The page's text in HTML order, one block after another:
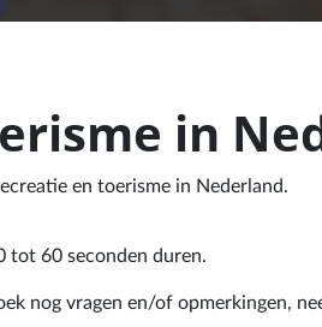
in
en toerisme in Nederland.
tot 60 seconden duren.
nog vragen en/of opmerkingen,